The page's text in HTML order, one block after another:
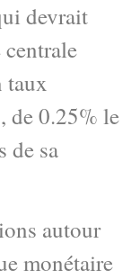
devrait
taux
de 0.25% le
de sa
autour
monétaire